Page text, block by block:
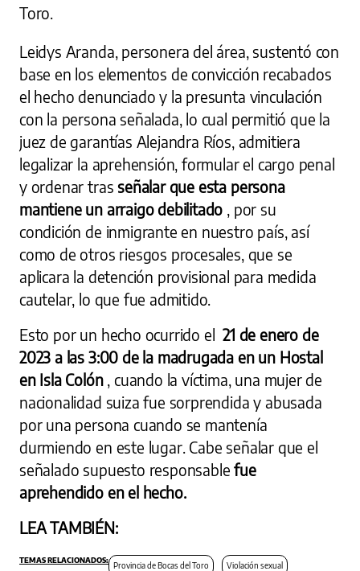
Toro.
Leidys Aranda, personera del área, sustentó con
base en los elementos de convicción recabados
el hecho denunciado y la presunta vinculación
con la persona señalada, lo cual permitió que la
juez de garantías Alejandra Ríos, admitiera
legalizar la aprehensión, formular el cargo penal
y ordenar trasseñalar que esta persona
mantiene un arraigo debilitado , por su
condición de inmigrante en nuestro país, así
como de otros riesgos procesales, que se
aplicara la detención provisional para medida
cautelar, lo que fue admitido.
Esto por un hecho ocurrido el21 de enero de
2023 a las 3:00 de la madrugada en un Hostal
en Isla Colón , cuando la víctima, una mujer de
nacionalidad suiza fue sorprendida y abusada
por una persona cuando se mantenía
durmiendo en este lugar. Cabe señalar que el
señalado supuesto responsablefue
aprehendido en el hecho.
LEA TAMBIÉN:
Provincia de Bocas del Toro Violación sexual